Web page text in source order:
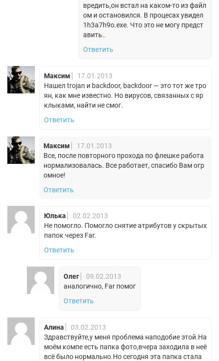
вредить,он встал на каком-то из файл
ом и остановился. В процесах увидел
1h3a7h9o.exe. Что это не могу предст
авить..
Ответить
Максим
17.01.2013
Нашел trojan и backdoor, backdoor — это тот же тро
ян, как мне известно. Но вирусов, связанных с яр
клыками, найти не смог.
Ответить
Максим
17.01.2013
Все, после повторного прохода по флешке работа
нормализовалась. Все работает, спасибо Вам огр
омное!
Ответить
Юлька
02.02.2013
Не помогло. Помогло снятие атрибутов у скрытых
папок через Far.
Ответить
Олег
09.02.2013
аналогично, Far помог
Ответить
Алина
03.02.2013
Здравствуйте,у меня проблема наподобие этой.На
моём компе есть папка фото,вчера заходила в неё
всё было нормально.Но сегодня эта папка стала